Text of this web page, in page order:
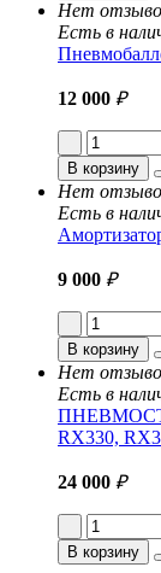
Нет
Есть в
12 000 ₽
В корзину
Нет
Есть в
9 000 ₽
В корзину
Нет
Есть в
RX330,
24 000 ₽
В корзину